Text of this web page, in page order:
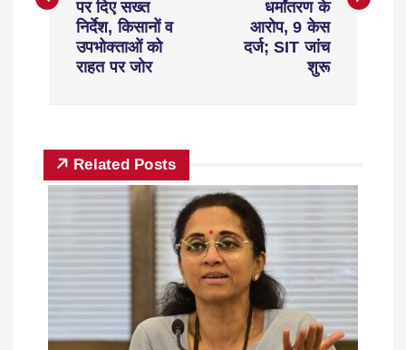
पर दिए सख्त
निर्देश, किसानों व
उपभोक्ताओं को
राहत पर जोर
धर्मांतरण के
आरोप, 9 केस
दर्ज; SIT जांच
शुरू
Related Posts